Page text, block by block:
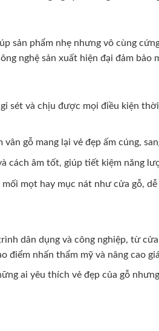
sản phẩm nhẹ nhưng vô cùng
nghệ sản xuất hiện đại đảm
sét và chịu được mọi điều kiện
gỗ mang lại vẻ đẹp ấm cúng,
cách âm tốt, giúp tiết kiệm năng
mọt hay mục nát như cửa gỗ,
dân dụng và công nghiệp, từ
điểm nhấn thẩm mỹ và nâng cao
ai yêu thích vẻ đẹp của gỗ